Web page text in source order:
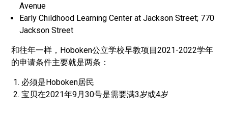
Avenue
Early Childhood Learning Center at Jackson Street; 770
Jackson Street
和往年一样，Hoboken公立学校早教项目2021-2022学年
的申请条件主要就是两条：
必须是Hoboken居民
宝贝在2021年9月30号是需要满3岁或4岁